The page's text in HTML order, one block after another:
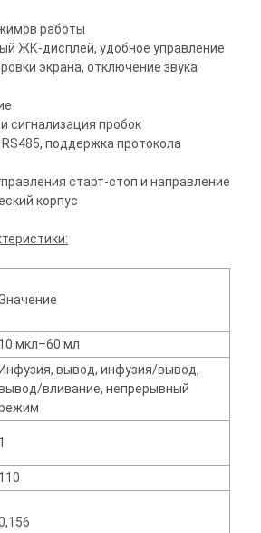
работы
ЖК-дисплей, удобное управление
экрана, отключение звука
сигнализация пробок
поддержка протокола
старт-стоп и направление
корпус
10 мкл–60 мл
Инфузия, вывод, инфузия/вывод,
вливание, непрерывный
1
110